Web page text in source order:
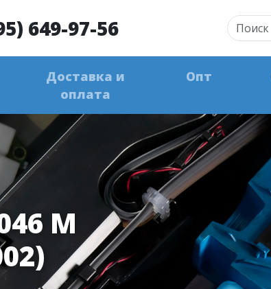
649-97-56
Доставка и
оплата
Опт
M